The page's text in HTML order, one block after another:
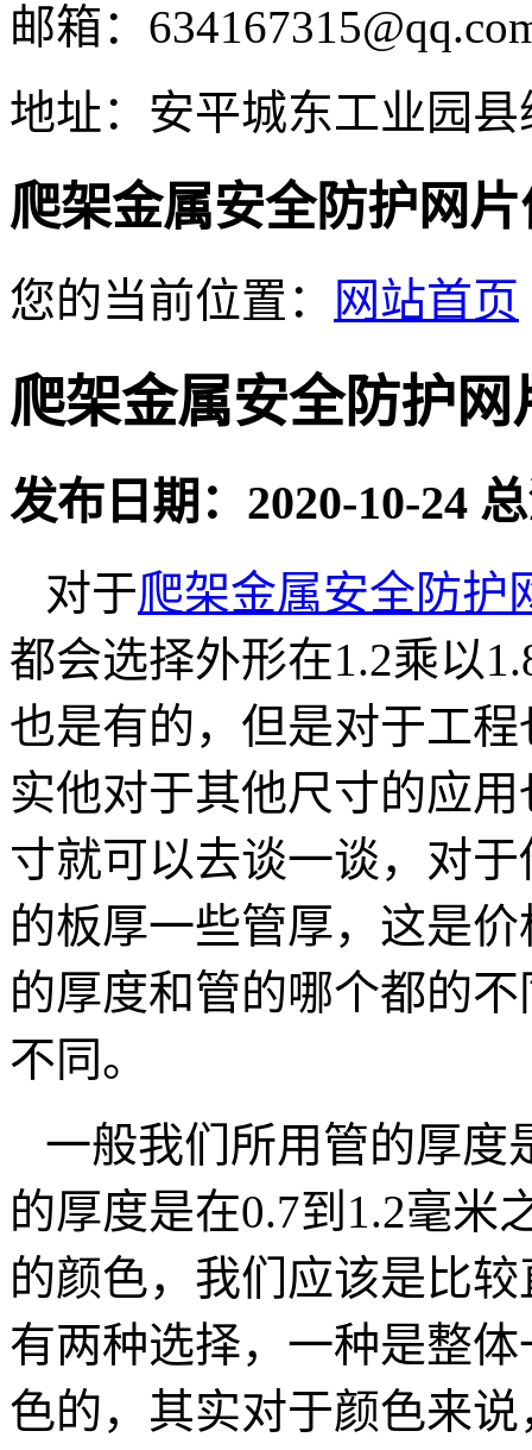
邮箱：
地址：安平城东工业园县
爬架金属安全防护网
您的当前位置： 网站首页
爬架金属安全防护
发布日期：2020-10-24
对于爬架金属安全防护
都会选择外形在1.2乘以
也是有的，但是对于工
实他对于其他尺寸的应
寸就可以去谈一谈，对
的板厚一些管厚，这是
的厚度和管的哪个都的
不同。
一般我们所用管的厚度
的厚度是在0.7到1.2毫米
的颜色，我们应该是比
有两种选择，一种是整
色的，其实对于颜色来